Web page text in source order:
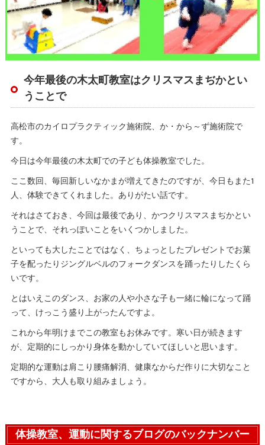
今年最後の木太町教室はクリスマスまぢかとい
うことで
高松市のカイロプラクティック施術院、か・から～ず施術院で
す。
今日は今年最後の木太町での子ども体操教室でした。
ここ数回、毎回新しいなかまが増えてきたのですが、今日もまた1
人、体験できてくれました。ありがたい話です。
それはさておき、今回は最後であり、かつクリスマスまぢかとい
うことで、それっぽいことをいくつかしました。
といっても大したことではなく、ちょっとしたプレゼントでお菓
子を配ったりジングルベルのフォークダンスを踊ったりしたくら
いです。
とはいえこのダンス、お家の人や小さな子も一緒に輪になって踊
って、けっこう盛り上がったんですよ。
これから年明けまでこの教室もお休みです。寒い日が続きます
が、定期的にしっかり身体を動かしていてほしいと思います。
定期的な運動は肩こり腰痛解消、健康なからだ作りに大切なこと
ですから、大人も取り組みましょう。
体操教室、運動に関するブログのバックナンバー